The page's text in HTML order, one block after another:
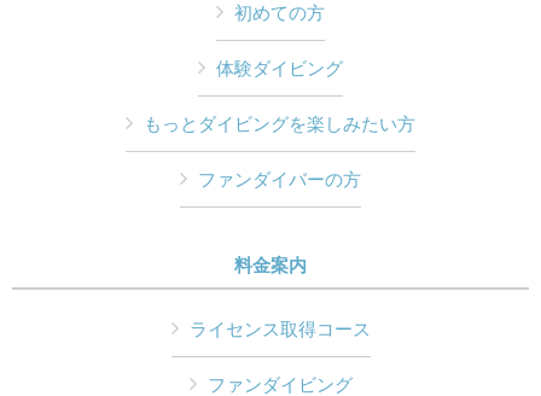
初めての方
体験ダイビング
もっとダイビングを楽しみたい方
ファンダイバーの方
料金案内
ライセンス取得コース
ファンダイビング